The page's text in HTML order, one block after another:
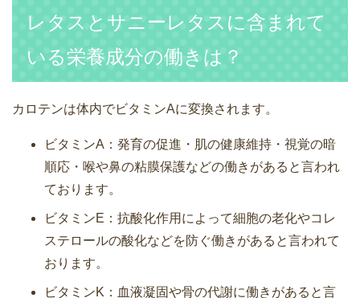
レタスとサニーレタスに含まれて
いる栄養成分の働きは？
カロテンは体内でビタミンAに変換されます。
ビタミンA：発育の促進・肌の健康維持・視覚の暗
順応・喉や鼻の粘膜保護などの働きがあると言われ
ております。
ビタミンE：抗酸化作用によって細胞の老化やコレ
ステロールの酸化などを防ぐ働きがあると言われて
おります。
ビタミンK：血液凝固や骨の代謝に働きがあると言